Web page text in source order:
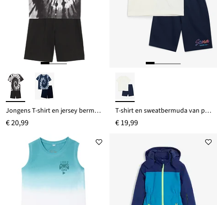
Jongens T-shirt en jersey bermuda (2-dlg. set) van biologisch katoen
€ 20,99
T-shirt en sweatbermuda van puur biologisch katoen (2-dlg. set)
€ 19,99